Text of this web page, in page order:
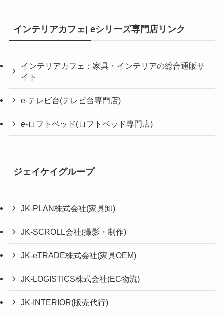
インテリアカフェ| eシリーズ専門店リンク
インテリアカフェ：家具・インテリアの総合通販サ
イト
e-テレビ台(テレビ台専門店)
e-ロフトベッド(ロフトベッド専門店)
ジェイケイグループ
JK-PLAN株式会社(家具卸)
JK-SCROLL会社(撮影・制作)
JK-eTRADE株式会社(家具OEM)
JK-LOGISTICS株式会社(EC物流)
JK-INTERIOR(販売代行)